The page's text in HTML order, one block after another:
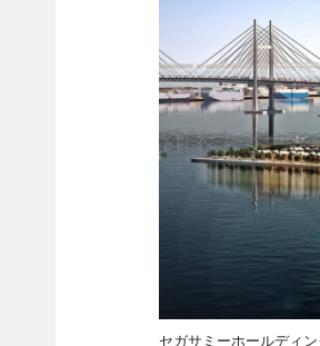
セガサミーホールディ